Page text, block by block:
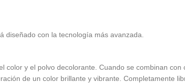
diseñado con la tecnología más avanzada.
y el polvo decolorante. Cuando se combinan con
de un color brillante y vibrante. Completamente